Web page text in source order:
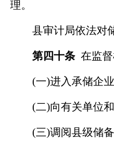
理。
县审计局依法对
第四十条 在监
(一)进入承储企
(二)向有关单位
(三)调阅县级储